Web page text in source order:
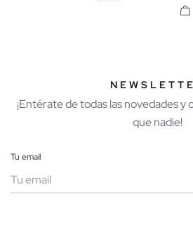
¡Entérate de todas las novedades y
que nadie!
Tu email